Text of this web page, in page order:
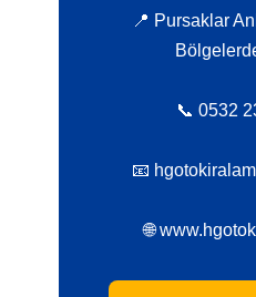
📍 Pursaklar
📞 0532
📧
🌐